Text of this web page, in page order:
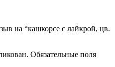
на “кашкорсе с лайкрой, цв.
Обязательные поля